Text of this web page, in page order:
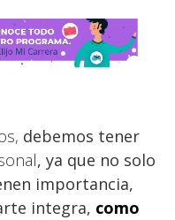
debemos tener
, ya que no solo
importancia,
integra, como